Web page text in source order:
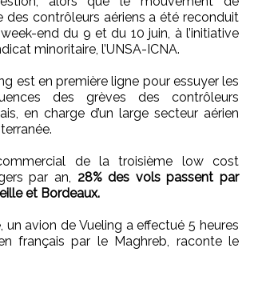
des contrôleurs aériens a été reconduit
end du 9 et du 10 juin, à l’initiative
minoritaire, l’UNSA-ICNA.
est en première ligne pour essuyer les
des grèves des contrôleurs
en charge d’un large secteur aérien
de la troisième low cost
par an, 28% des vols passent par
et Bordeaux.
avion de Vueling a effectué 5 heures
français par le Maghreb, raconte le